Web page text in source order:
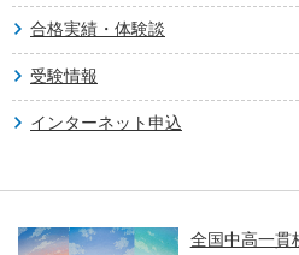
合格実績・体験談
受験情報
インターネット申込
全国中高一貫